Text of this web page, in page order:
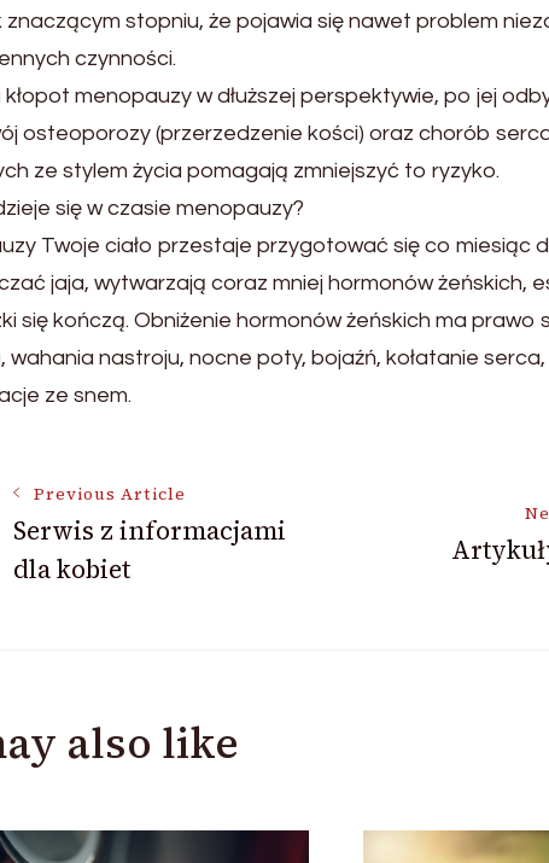
stopniu, że pojawia się nawet problem
czynności.
kłopot menopauzy w dłuższej perspektywie, po jej
osteoporozy (przerzedzenie kości) oraz chorób
ze stylem życia pomagają zmniejszyć to ryzyko.
się w czasie menopauzy?
Twoje ciało przestaje przygotować się co miesiąc
jaja, wytwarzają coraz mniej hormonów żeńskich,
się kończą. Obniżenie hormonów żeńskich ma prawo
nastroju, nocne poty, bojaźń, kołatanie
ze snem.
Previous Article
Serwis z informacjami
dla kobiet
also like